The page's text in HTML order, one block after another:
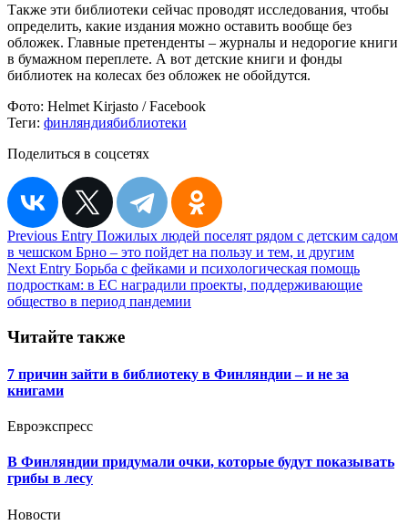
Также эти библиотеки сейчас проводят исследования, чтобы
определить, какие издания можно оставить вообще без
обложек. Главные претенденты – журналы и недорогие книги
в бумажном переплете. А вот детские книги и фонды
библиотек на колесах без обложек не обойдутся.
Фото: Helmet Kirjasto / Facebook
Теги: финляндиябиблиотеки
Поделиться в соцсетях
Навигация
по
записям
Previous Entry Пожилых людей поселят рядом с детским садом
в чешском Брно – это пойдет на пользу и тем, и другим
Next Entry Борьба с фейками и психологическая помощь
подросткам: в ЕС наградили проекты, поддерживающие
общество в период пандемии
Читайте также
7 причин зайти в библиотеку в Финляндии – и не за
книгами
Евроэкспресс
В Финляндии придумали очки, которые будут показывать
грибы в лесу
Новости